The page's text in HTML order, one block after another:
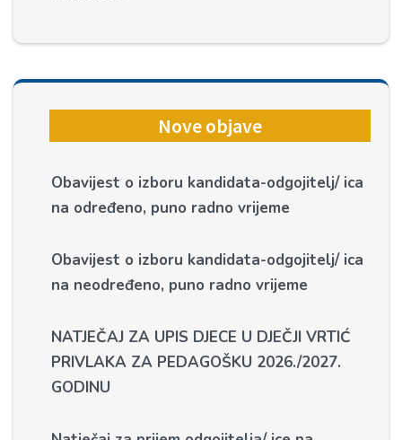
Nove objave
Obavijest o izboru kandidata-odgojitelj/ ica
na određeno, puno radno vrijeme
Obavijest o izboru kandidata-odgojitelj/ ica
na neodređeno, puno radno vrijeme
NATJEČAJ ZA UPIS DJECE U DJEČJI VRTIĆ
PRIVLAKA ZA PEDAGOŠKU 2026./2027.
GODINU